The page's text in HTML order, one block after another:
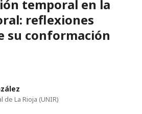
temporal en la
reflexiones
su conformación
La Rioja (UNIR)